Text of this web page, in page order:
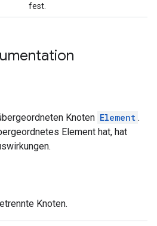
fest.
Knoten Element .
Element hat, hat
Knoten.